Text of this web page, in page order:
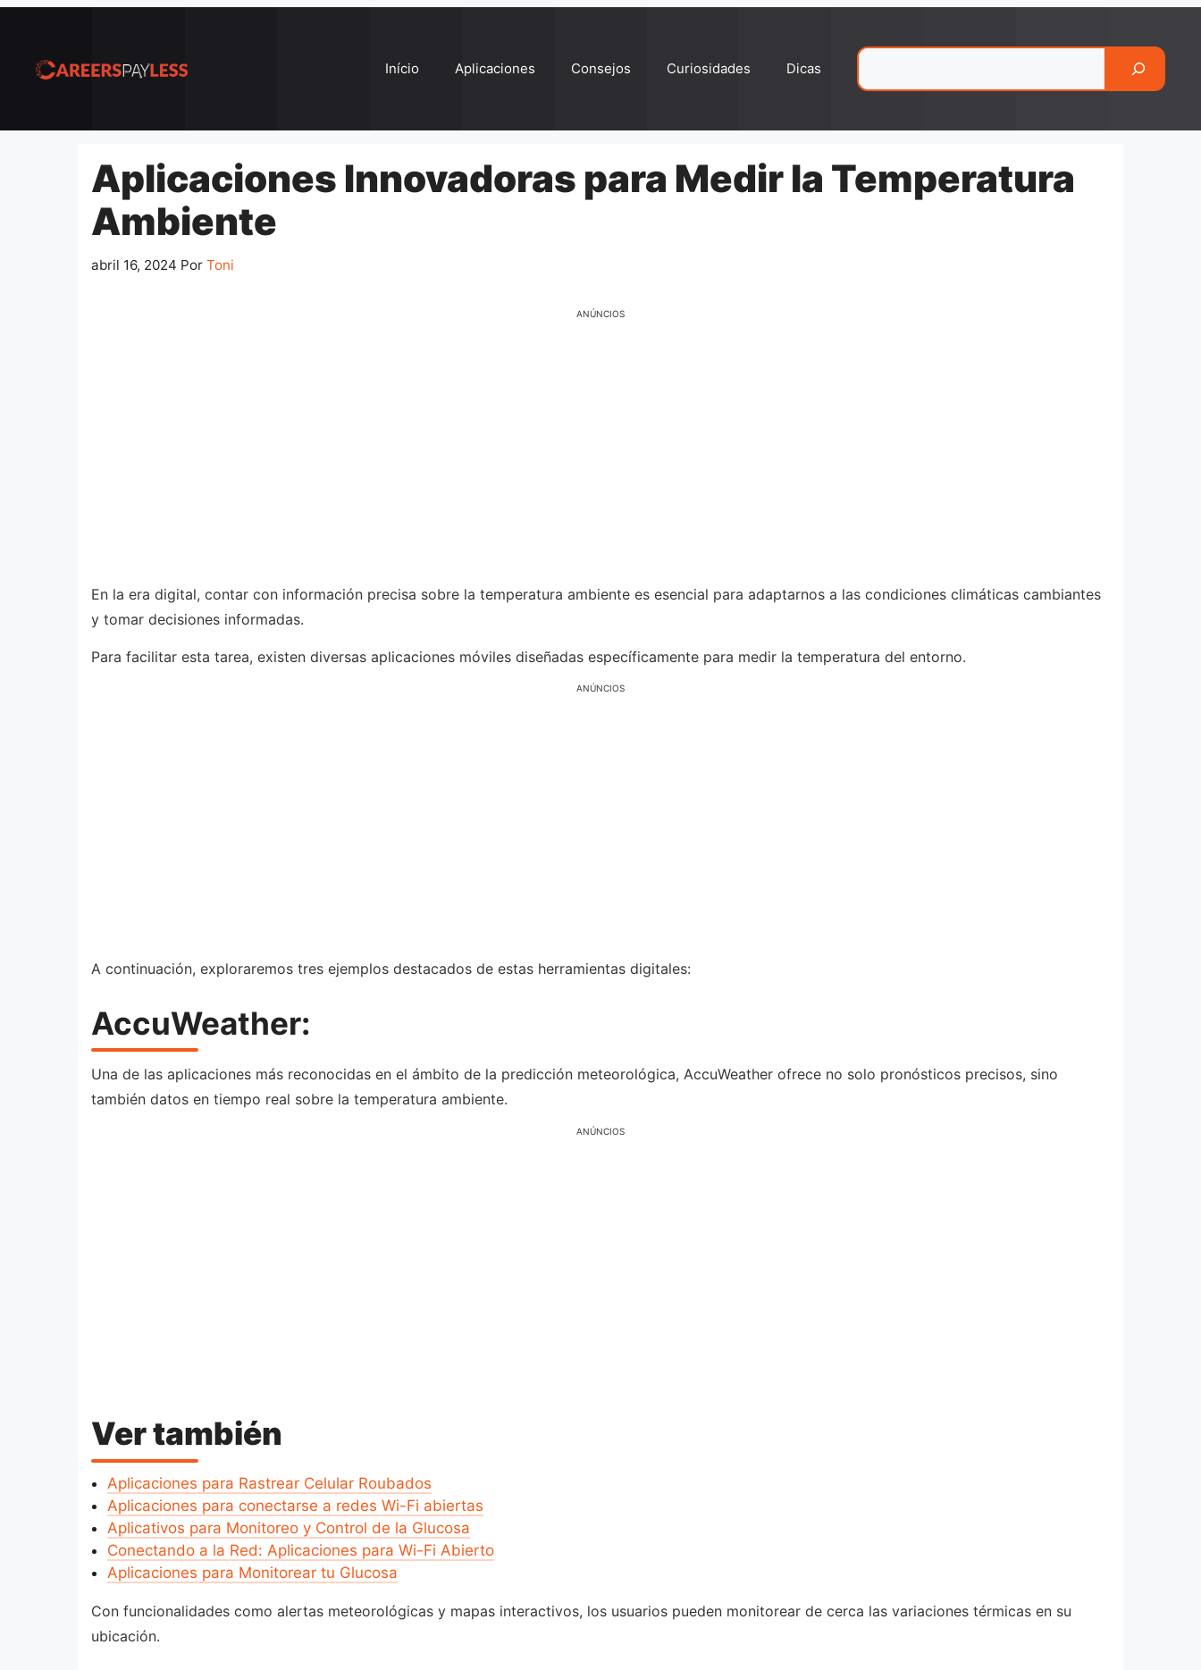
conteúdo
Início Aplicaciones Consejos Curiosidades Dicas
Aplicaciones Innovadoras para Medir la Temperatura
Ambiente
abril 16, 2024 Por Toni
ANÚNCIOS
En la era digital, contar con información precisa sobre la temperatura ambiente es esencial para adaptarnos a las condiciones climáticas cambiantes
y tomar decisiones informadas.
Para facilitar esta tarea, existen diversas aplicaciones móviles diseñadas específicamente para medir la temperatura del entorno.
ANÚNCIOS
A continuación, exploraremos tres ejemplos destacados de estas herramientas digitales:
AccuWeather:
Una de las aplicaciones más reconocidas en el ámbito de la predicción meteorológica, AccuWeather ofrece no solo pronósticos precisos, sino
también datos en tiempo real sobre la temperatura ambiente.
ANÚNCIOS
Ver también
Aplicaciones para Rastrear Celular Roubados
Aplicaciones para conectarse a redes Wi-Fi abiertas
Aplicativos para Monitoreo y Control de la Glucosa
Conectando a la Red: Aplicaciones para Wi-Fi Abierto
Aplicaciones para Monitorear tu Glucosa
Con funcionalidades como alertas meteorológicas y mapas interactivos, los usuarios pueden monitorear de cerca las variaciones térmicas en su
ubicación.